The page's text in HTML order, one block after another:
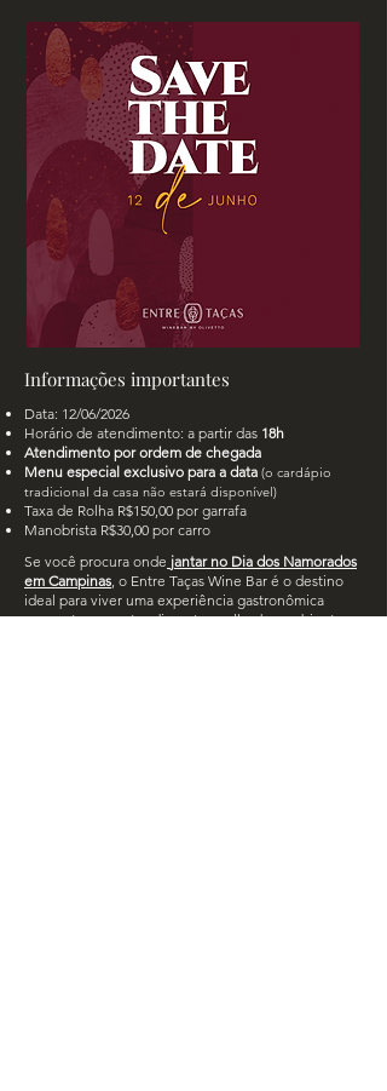
Informações importantes
Data: 12/06/2026
Horário de atendimento: a partir das 18h
Atendimento por ordem de chegada
Menu especial exclusivo para a data (o cardápio
tradicional da casa não estará disponível)
Taxa de Rolha R$150,00 por garrafa
Manobrista R$30,00 por carro
Se você procura onde jantar no Dia dos Namorados
em Campinas, o Entre Taças Wine Bar é o destino
ideal para viver uma experiência gastronômica
marcante, com atendimento acolhedor, ambiente